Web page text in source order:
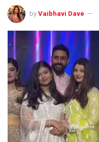
by Vaibhavi Dave